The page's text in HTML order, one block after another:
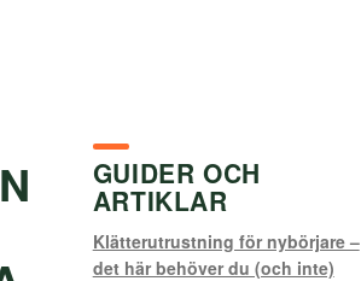
GUIDER OCH
ARTIKLAR
Klätterutrustning för nybörjare –
det här behöver du (och inte)